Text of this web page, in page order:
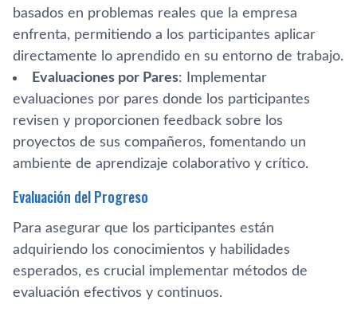
basados en problemas reales que la empresa
enfrenta, permitiendo a los participantes aplicar
directamente lo aprendido en su entorno de trabajo.
Evaluaciones por Pares: Implementar
evaluaciones por pares donde los participantes
revisen y proporcionen feedback sobre los
proyectos de sus compañeros, fomentando un
ambiente de aprendizaje colaborativo y crítico.
Evaluación del Progreso
Para asegurar que los participantes están
adquiriendo los conocimientos y habilidades
esperados, es crucial implementar métodos de
evaluación efectivos y continuos.